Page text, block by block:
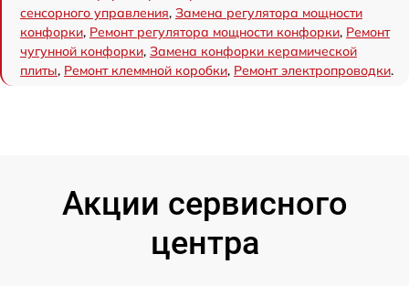
сенсорного управления, Замена регулятора мощности
конфорки, Ремонт регулятора мощности конфорки, Ремонт
чугунной конфорки, Замена конфорки керамической
плиты, Ремонт клеммной коробки, Ремонт электропроводки.
Акции сервисного
центра